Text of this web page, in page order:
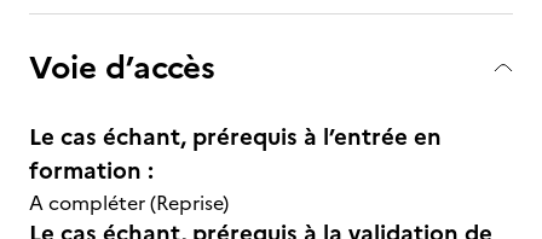
Voie d’accès
Le cas échant, prérequis à l’entrée en
formation :
A compléter (Reprise)